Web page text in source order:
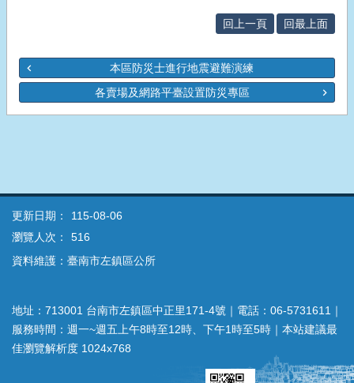
回上一頁 回最上面
本區防災士進行地震避難演練
各賣場及網路平臺設置防災專區
更新日期：
115-08-06
瀏覽人次：
516
資料維護：臺南市左鎮區公所
地址：713001 台南市左鎮區中正里171-4號｜電話：06-5731611｜
服務時間：週一~週五上午8時至12時、下午1時至5時｜本站建議最
佳瀏覽解析度 1024x768